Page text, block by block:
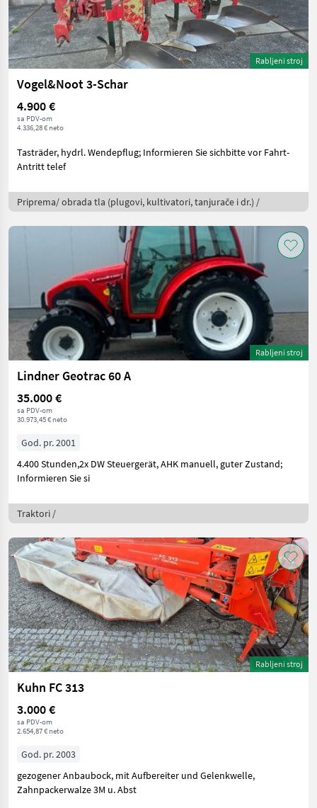
Rabljeni stroj
Vogel&Noot 3-Schar
4.900 €
sa PDV-om
4.336,28 € neto
Tasträder, hydrl. Wendepflug; Informieren Sie sichbitte vor Fahrt-
Antritt telef
Priprema/ obrada tla (plugovi, kultivatori, tanjurače i dr.) /
Rabljeni stroj
Lindner Geotrac 60 A
35.000 €
sa PDV-om
30.973,45 € neto
God. pr. 2001
4.400 Stunden,2x DW Steuergerät, AHK manuell, guter Zustand;
Informieren Sie si
Traktori /
Rabljeni stroj
Kuhn FC 313
3.000 €
sa PDV-om
2.654,87 € neto
God. pr. 2003
gezogener Anbaubock, mit Aufbereiter und Gelenkwelle,
Zahnpackerwalze 3M u. Abst